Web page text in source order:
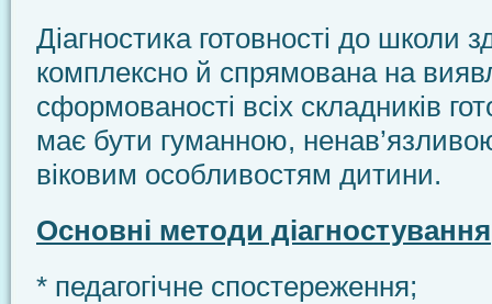
Діагностика готовності до школи
комплексно й спрямована на
сформованості всіх складників
має бути гуманною,
віковим особливостям дитини.
Основні методи діагностування
* педагогічне спостереження;